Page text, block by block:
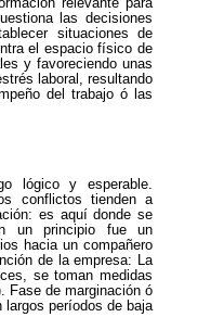
relevante para
las decisiones
situaciones de
el espacio físico de
y favoreciendo unas
laboral, resultando
del trabajo ó las
lógico y esperable.
conflictos tienden a
es aquí donde se
un principio fue un
hacia un compañero
de la empresa: La
se toman medidas
Fase de marginación ó
períodos de baja